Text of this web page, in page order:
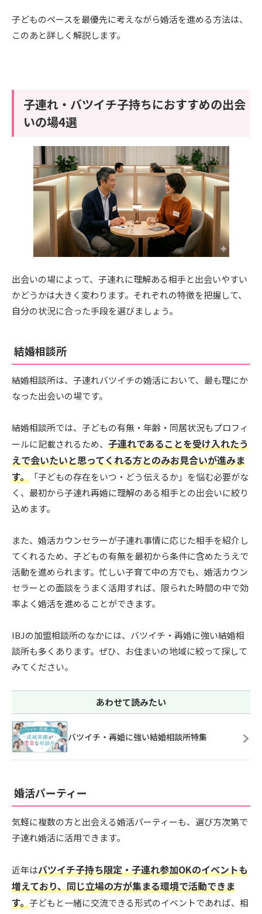
子どものペースを最優先に考えながら婚活を進める方法は、
このあと詳しく解説します。
子連れ・バツイチ子持ちにおすすめの出会
いの場4選
出会いの場によって、子連れに理解ある相手と出会いやすい
かどうかは大きく変わります。それぞれの特徴を把握して、
自分の状況に合った手段を選びましょう。
結婚相談所
結婚相談所は、子連れバツイチの婚活において、最も理にか
なった出会いの場です。
結婚相談所では、子どもの有無・年齢・同居状況もプロフィ
ールに記載されるため、 子連れであることを受け入れたう
えで会いたいと思ってくれる方とのみお見合いが進みま
す。 「子どもの存在をいつ・どう伝えるか」を悩む必要がな
く、最初から子連れ再婚に理解のある相手との出会いに絞り
込めます。
また、婚活カウンセラーが子連れ事情に応じた相手を紹介し
てくれるため、子どもの有無を最初から条件に含めたうえで
活動を進められます。忙しい子育て中の方でも、婚活カウン
セラーとの面談をうまく活用すれば、限られた時間の中で効
率よく婚活を進めることができます。
IBJの加盟相談所のなかには、バツイチ・再婚に強い結婚相
談所も多くあります。ぜひ、お住まいの地域に絞って探して
みてください。
あわせて読みたい
バツイチ・再婚に強い結婚相談所特集
婚活パーティー
気軽に複数の方と出会える婚活パーティーも、選び方次第で
子連れ婚活に活用できます。
近年はバツイチ子持ち限定・子連れ参加OKのイベントも
増えており、同じ立場の方が集まる環境で活動できま
す。子どもと一緒に交流できる形式のイベントであれば、相